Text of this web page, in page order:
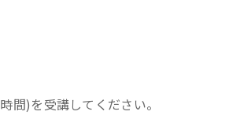
間)を受講してください。